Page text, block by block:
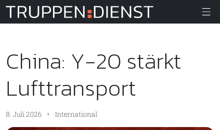
Truppendienst
China: Y-20 stärkt
Lufttransport
8. Juli 2026 • International